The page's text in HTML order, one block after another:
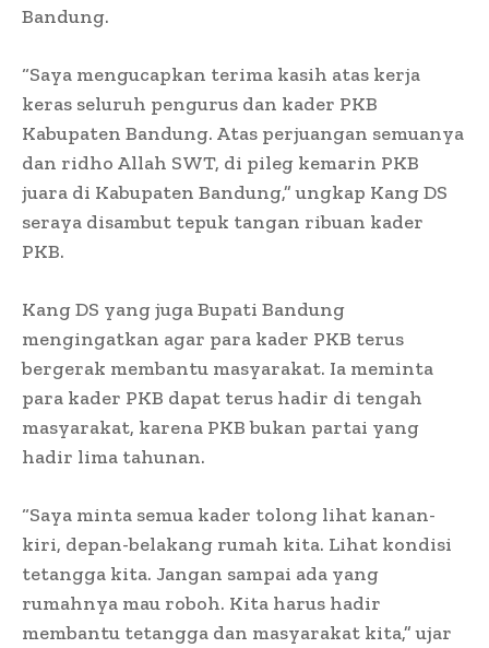
Bandung.
“Saya mengucapkan terima kasih atas kerja
keras seluruh pengurus dan kader PKB
Kabupaten Bandung. Atas perjuangan semuanya
dan ridho Allah SWT, di pileg kemarin PKB
juara di Kabupaten Bandung,” ungkap Kang DS
seraya disambut tepuk tangan ribuan kader
PKB.
Kang DS yang juga Bupati Bandung
mengingatkan agar para kader PKB terus
bergerak membantu masyarakat. Ia meminta
para kader PKB dapat terus hadir di tengah
masyarakat, karena PKB bukan partai yang
hadir lima tahunan.
“Saya minta semua kader tolong lihat kanan-
kiri, depan-belakang rumah kita. Lihat kondisi
tetangga kita. Jangan sampai ada yang
rumahnya mau roboh. Kita harus hadir
membantu tetangga dan masyarakat kita,” ujar